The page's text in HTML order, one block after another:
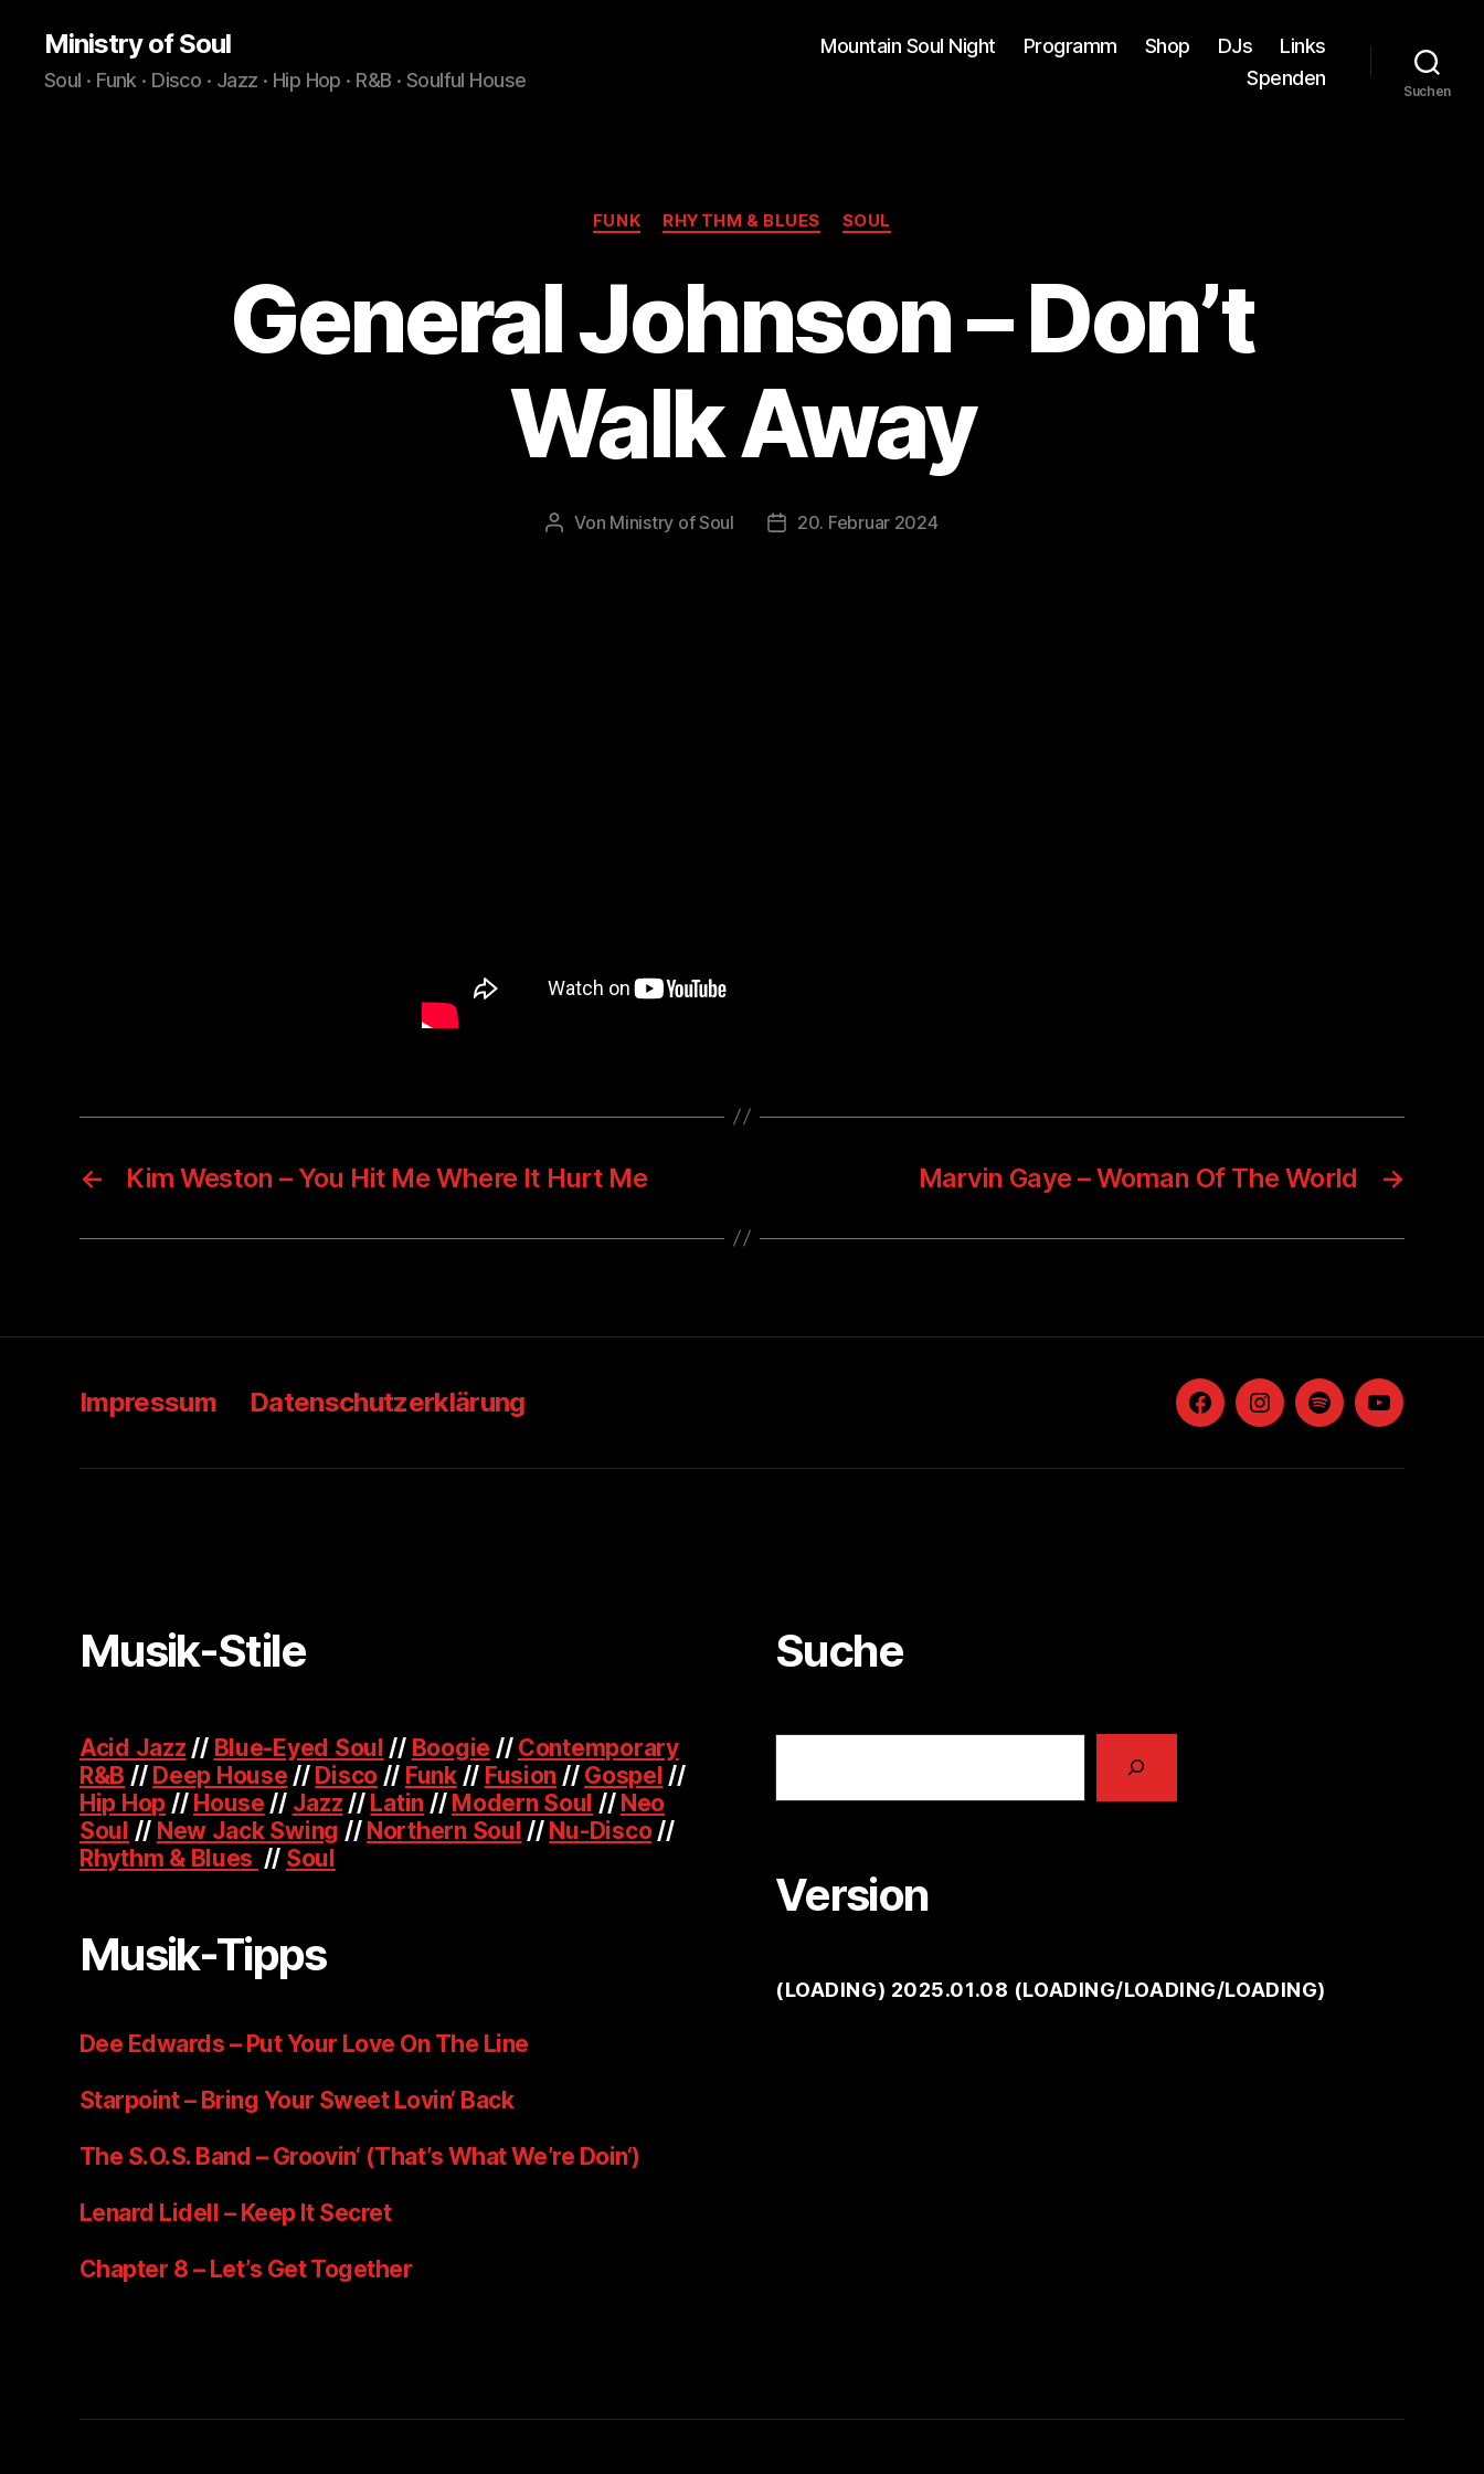
Ministry of Soul
Soul · Funk · Disco · Jazz · Hip Hop · R&B · Soulful House
Mountain Soul Night Programm Shop DJs
Links
Spenden
Suchen
Kategorien
FUNK RHYTHM & BLUES SOUL
General Johnson – Don’t
Walk Away
Beitragsautor
Von Ministry of Soul Veröffentlichungsdatum
20. Februar 2024
← Kim Weston – You Hit Me Where It Hurt Me →
Marvin Gaye – Woman Of The World
Impressum Datenschutzerklärung FacebookInstagramSpotifyYouTube
Musik-Stile
Acid Jazz // Blue-Eyed Soul // Boogie // Contemporary
R&B // Deep House // Disco // Funk// Fusion // Gospel //
Hip Hop // House // Jazz // Latin // Modern Soul // Neo
Soul // New Jack Swing // Northern Soul // Nu-Disco//
Rhythm & Blues // Soul
Musik-Tipps
Dee Edwards – Put Your Love On The Line
Starpoint – Bring Your Sweet Lovin‘ Back
The S.O.S. Band – Groovin‘ (That’s What We’re Doin‘)
Lenard Lidell – Keep It Secret
Chapter 8 – Let’s Get Together
Suche
Version
(LOADING) 2025.01.08 (LOADING/LOADING/LOADING)